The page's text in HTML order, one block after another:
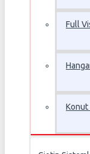
Full
Konut